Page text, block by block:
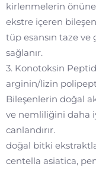
kirlenmelerin
ekstre içeren
tüp esansın taze ve
sağlanır.
3. Konotoksin
arginin/lizin
Bileşenlerin doğal
ve nemliliğini daha
canlandırır.
doğal bitki
centella asiatica,